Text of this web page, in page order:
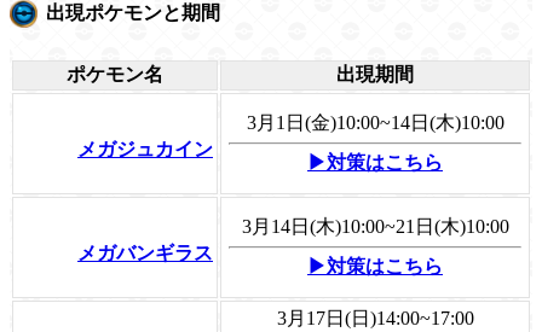
出現ポケモンと期間
ポケモン名 出現期間
メガジュカイン
3月1日(金)10:00~14日(木)10:00
▶対策はこちら
メガバンギラス
3月14日(木)10:00~21日(木)10:00
▶対策はこちら
3月17日(日)14:00~17:00